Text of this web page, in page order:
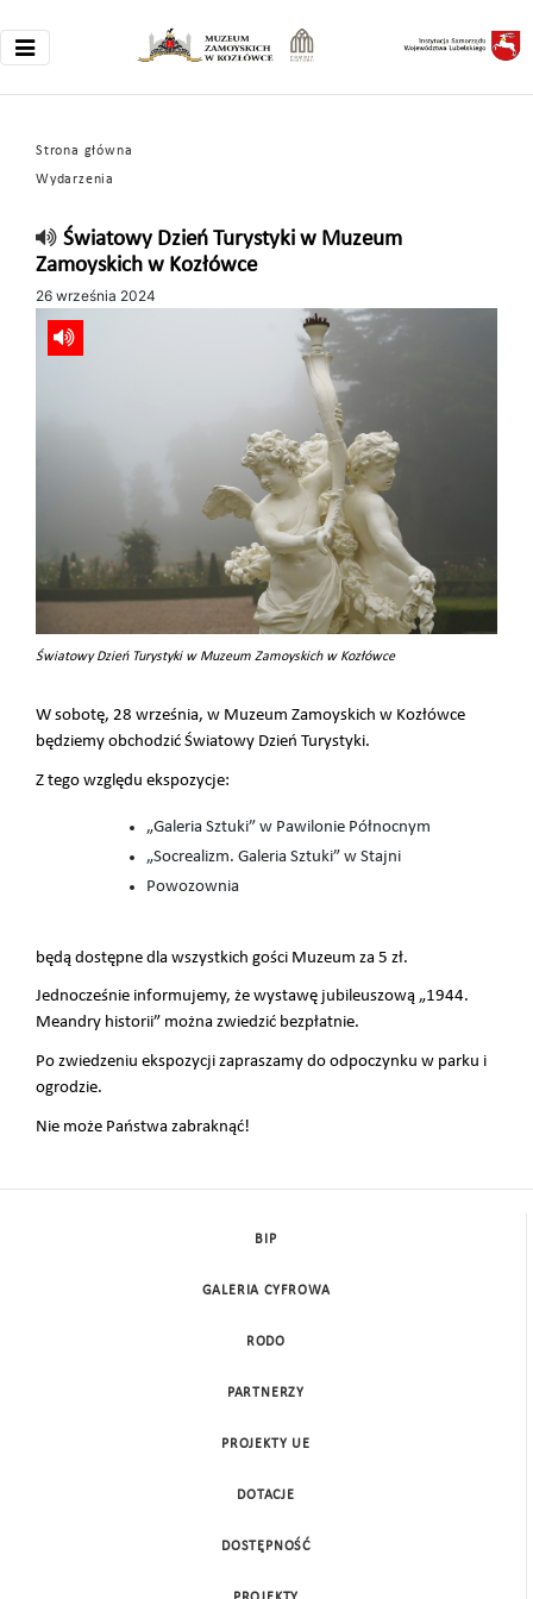
Strona główna
Wydarzenia
Światowy Dzień Turystyki w Muzeum
Zamoyskich w Kozłówce
26 września 2024
Światowy Dzień Turystyki w Muzeum Zamoyskich w Kozłówce
W sobotę, 28 września, w Muzeum Zamoyskich w Kozłówce
będziemy obchodzić Światowy Dzień Turystyki.
Z tego względu ekspozycje:
„Galeria Sztuki” w Pawilonie Północnym
„Socrealizm. Galeria Sztuki” w Stajni
Powozownia
będą dostępne dla wszystkich gości Muzeum za 5 zł.
Jednocześnie informujemy, że wystawę jubileuszową „1944.
Meandry historii” można zwiedzić bezpłatnie.
Po zwiedzeniu ekspozycji zapraszamy do odpoczynku w parku i
ogrodzie.
Nie może Państwa zabraknąć!
BIP
GALERIA CYFROWA
RODO
PARTNERZY
PROJEKTY UE
DOTACJE
DOSTĘPNOŚĆ